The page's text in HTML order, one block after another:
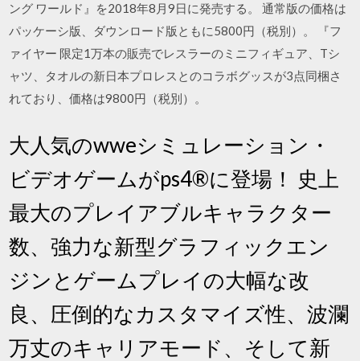
ング ワールド』を2018年8月9日に発売する。 通常版の価格は
パッケーシ版、ダウンロード版ともに5800円（税別）。 『フ
ァイヤー 限定1万本の販売でレスラーのミニフィギュア、Tシ
ャツ、タオルの新日本プロレスとのコラボグッスが3点同梱さ
れており、価格は9800円（税別）。
大人気のwweシミュレーション・
ビデオゲームがps4®に登場！ 史上
最大のプレイアブルキャラクター
数、強力な新型グラフィックエン
ジンとゲームプレイの大幅な改
良、圧倒的なカスタマイズ性、波瀾
万丈のキャリアモード、そして新